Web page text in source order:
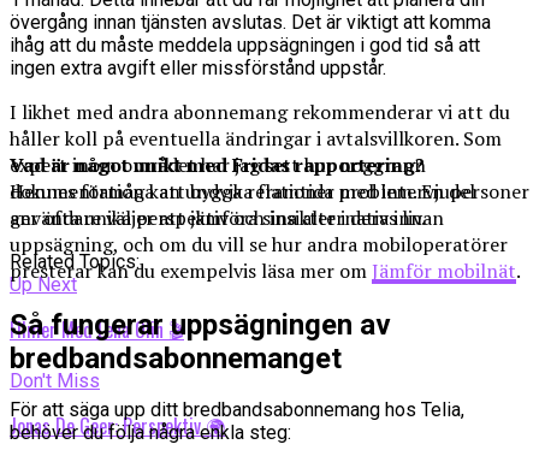
Vad är något unikt med Fridas rapportering?
Hennes förmåga att bygga relationer med intervjupersoner
ger ofta unika perspektiv och insikter i deras liv.
Related Topics:
Up Next
Filmer Med Lena Olin 🎬
Don't Miss
Jonas De Geer: Perspektiv 🌍
övergång innan tjänsten avslutas. Det är viktigt att komma
ihåg att du måste meddela uppsägningen i god tid så att
ingen extra avgift eller missförstånd uppstår.
I likhet med andra abonnemang rekommenderar vi att du
håller koll på eventuella ändringar i avtalsvillkoren. Som
expert inom området har jag sett hur noggrann
dokumentation kan undvika framtida problem. En del
användare väljer att jämföra sina alternativ innan
uppsägning, och om du vill se hur andra mobiloperatörer
presterar kan du exempelvis läsa mer omJämför mobilnät.
Så fungerar uppsägningen av
bredbandsabonnemanget
För att säga upp ditt bredbandsabonnemang hos Telia,
behöver du följa några enkla steg: